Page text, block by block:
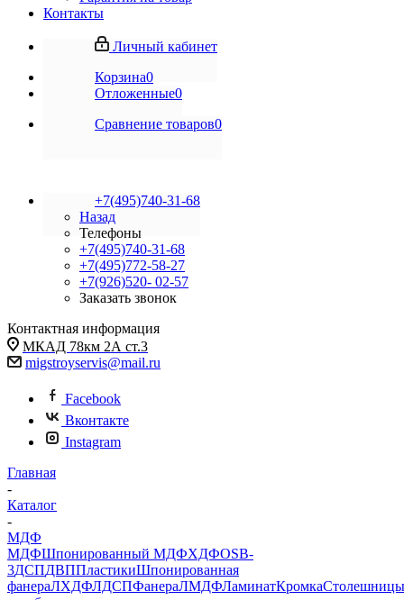
Контакты
Личный кабинет
Корзина0
Отложенные0
Сравнение товаров0
+7(495)740-31-68
Назад
Телефоны
+7(495)740-31-68
+7(495)772-58-27
+7(926)520- 02-57
Заказать звонок
Контактная информация
МКАД 78км 2А ст.3
migstroyservis@mail.ru
Facebook
Вконтакте
Instagram
Главная
-
Каталог
-
МДФ
МДФШпонированный МДФХДФOSB-
3ДСПДВППластикиШпонированная
фанераЛХДФЛДСПФанераЛМДФЛаминатКромкаСтолешницы